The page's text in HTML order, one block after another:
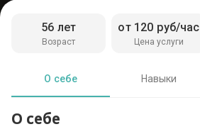
Возраст
56 лет
Цена услуги
от 120 руб/час
О себе Навыки
О себе